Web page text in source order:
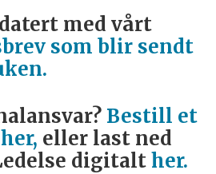
med vårt
som blir sendt
Bestill et
eller last ned
digitalther.